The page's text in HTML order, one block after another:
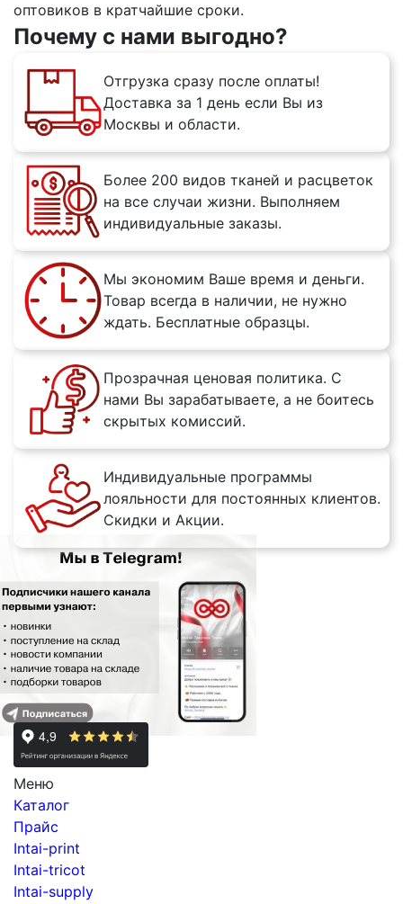
оптовиков в кратчайшие сроки.
Почему с нами выгодно?
Отгрузка сразу после оплаты!
Доставка за 1 день если Вы из
Москвы и области.
Более 200 видов тканей и расцветок
на все случаи жизни. Выполняем
индивидуальные заказы.
Мы экономим Ваше время и деньги.
Товар всегда в наличии, не нужно
ждать. Бесплатные образцы.
Прозрачная ценовая политика. С
нами Вы зарабатываете, а не боитесь
скрытых комиссий.
Индивидуальные программы
лояльности для постоянных клиентов.
Скидки и Акции.
Меню
Каталог
Прайс
Intai-print
Intai-tricot
Intai-supply